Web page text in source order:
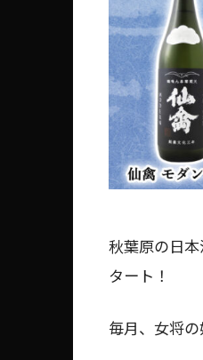
秋葉原の日
タート！
毎月、女将